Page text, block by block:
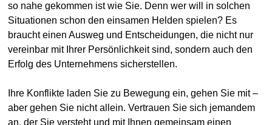
so nahe gekommen ist wie Sie. Denn wer will in solchen
Situationen schon den einsamen Helden spielen? Es
braucht einen Ausweg und Entscheidungen, die nicht nur
vereinbar mit Ihrer Persönlichkeit sind, sondern auch den
Erfolg des Unternehmens sicherstellen.
Ihre Konflikte laden Sie zu Bewegung ein, gehen Sie mit –
aber gehen Sie nicht allein. Vertrauen Sie sich jemandem
an, der Sie versteht und mit Ihnen gemeinsam einen